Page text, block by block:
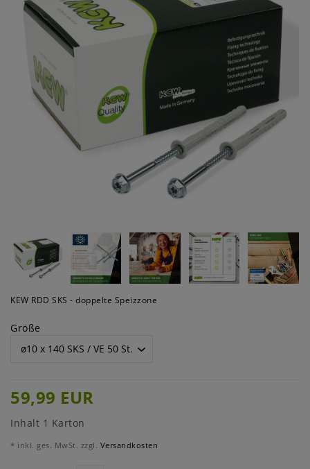
KEW RDD SKS - doppelte Speizzone
Größe
59,99 EUR
Inhalt 1 Karton
* inkl. ges. MwSt. zzgl. Versandkosten